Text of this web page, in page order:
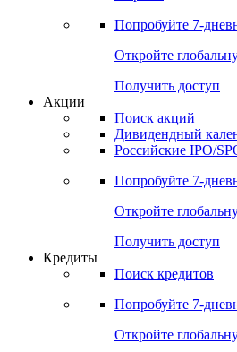
Cbonds Pages
Опросы
Попробуйте7-
Откройте
Получить доступ
Поиск акций
Российские IPO/
Попробуйте7-
Откройте
Получить доступ
Поиск кредитов